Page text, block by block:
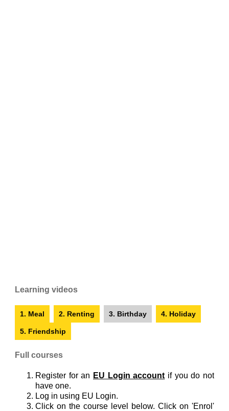
Learning videos
1. Meal 2. Renting 3. Birthday 4. Holiday
5. Friendship
Full courses
Register for an EU Login account if you do not
have one.
Log in using EU Login.
Click on the course level below. Click on 'Enrol'